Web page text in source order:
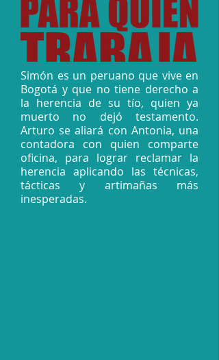
Simón es un peruano que vive en
Bogotá y que no tiene derecho a
la herencia de su tío, quien ya
muerto no dejó testamento.
Arturo se aliará con Antonia, una
contadora con quien comparte
oficina, para lograr reclamar la
herencia aplicando las técnicas,
tácticas y artimañas más
inesperadas.